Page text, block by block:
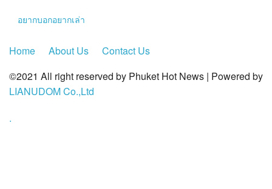
อยากบอกอยากเล่า
Home About Us
Contact Us
©2021 All right reserved by Phuket Hot News | Powered by
LIANUDOM Co.,Ltd
.